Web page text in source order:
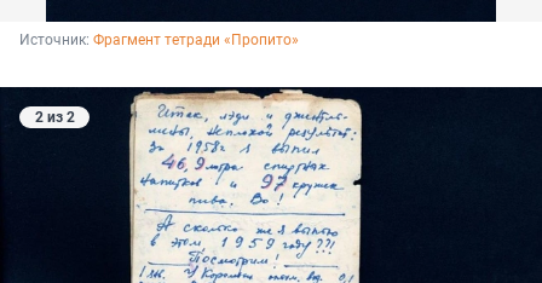
Источник: Фрагмент тетради «Пропито»
2 из 2